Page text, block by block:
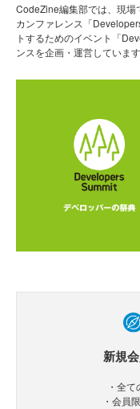
CodeZine編集部では、現場
カンファレンス「
トするためのイベント「
ンスを企画・運営しています
新規
・全
・会員